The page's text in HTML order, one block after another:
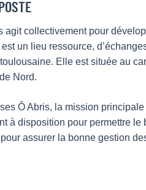
agit collectivement pour
un lieu ressource,
Elle est située au
Nord.
Ô Abris, la mission
à disposition pour permettre
assurer la bonne gestion